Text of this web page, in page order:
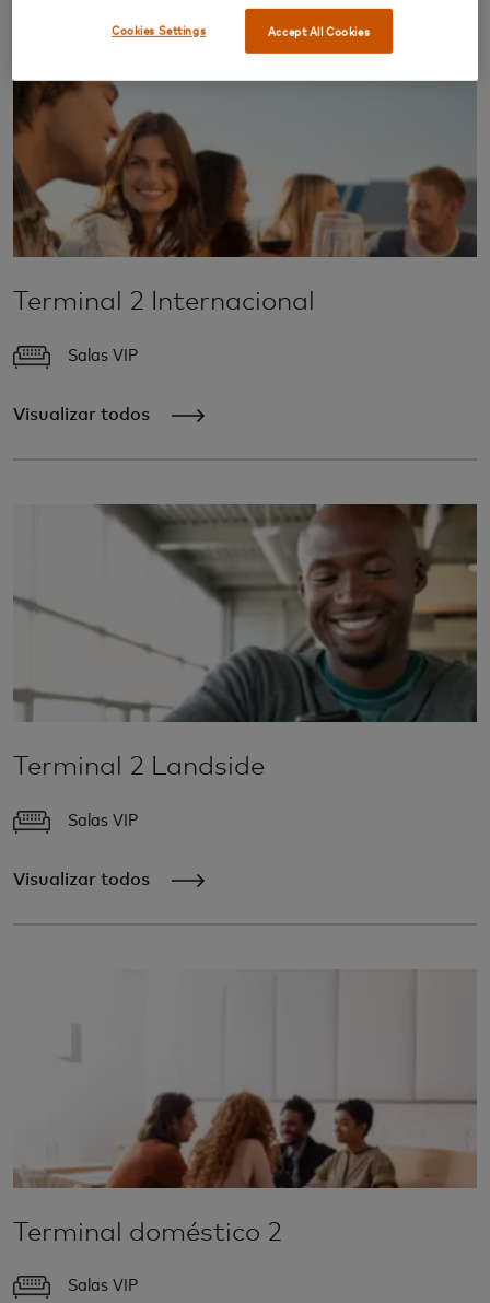
Terminal 2 Internacional
Salas VIP
Visualizar todos
Terminal 2 Landside
Salas VIP
Visualizar todos
Terminal doméstico 2
Salas VIP
Accept All Cookies
Cookies Settings